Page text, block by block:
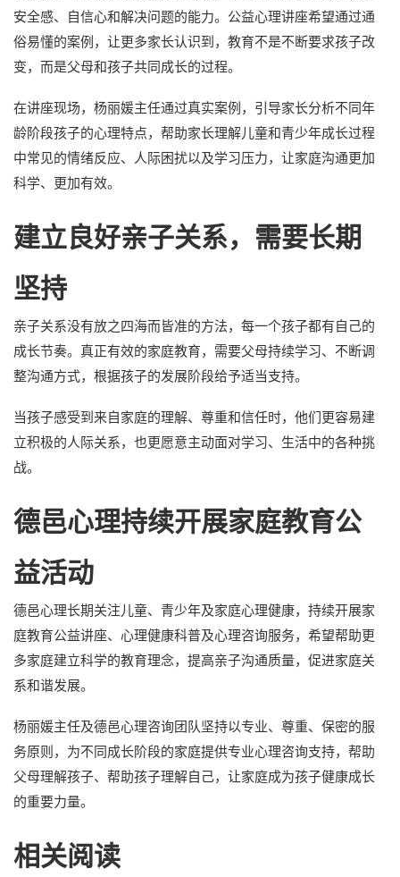
安全感、自信心和解决问题的能力。公益心理讲座希望通过通
俗易懂的案例，让更多家长认识到，教育不是不断要求孩子改
变，而是父母和孩子共同成长的过程。
在讲座现场，杨丽媛主任通过真实案例，引导家长分析不同年
龄阶段孩子的心理特点，帮助家长理解儿童和青少年成长过程
中常见的情绪反应、人际困扰以及学习压力，让家庭沟通更加
科学、更加有效。
建立良好亲子关系，需要长期
坚持
亲子关系没有放之四海而皆准的方法，每一个孩子都有自己的
成长节奏。真正有效的家庭教育，需要父母持续学习、不断调
整沟通方式，根据孩子的发展阶段给予适当支持。
当孩子感受到来自家庭的理解、尊重和信任时，他们更容易建
立积极的人际关系，也更愿意主动面对学习、生活中的各种挑
战。
德邑心理持续开展家庭教育公
益活动
德邑心理长期关注儿童、青少年及家庭心理健康，持续开展家
庭教育公益讲座、心理健康科普及心理咨询服务，希望帮助更
多家庭建立科学的教育理念，提高亲子沟通质量，促进家庭关
系和谐发展。
杨丽媛主任及德邑心理咨询团队坚持以专业、尊重、保密的服
务原则，为不同成长阶段的家庭提供专业心理咨询支持，帮助
父母理解孩子、帮助孩子理解自己，让家庭成为孩子健康成长
的重要力量。
相关阅读